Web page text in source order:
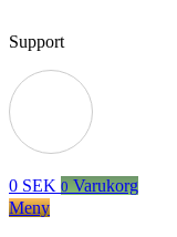
Support
0 SEK 0 Varukorg
Meny